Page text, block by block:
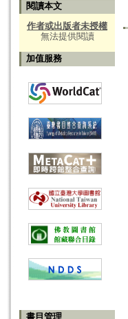
閱讀本文
作者或出版者未授權
無法提供閱讀
加值服務
書目管理